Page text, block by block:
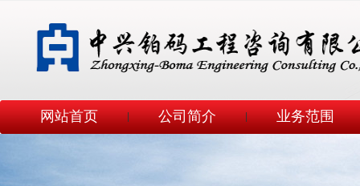
网站首页 公司简介 业务范围